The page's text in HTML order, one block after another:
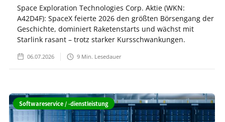
Space Exploration Technologies Corp. Aktie (WKN:
A42D4F): SpaceX feierte 2026 den größten Börsengang der
Geschichte, dominiert Raketenstarts und wächst mit
Starlink rasant – trotz starker Kursschwankungen.
06.07.2026 9 Min. Lesedauer
Softwareservice / -dienstleistung